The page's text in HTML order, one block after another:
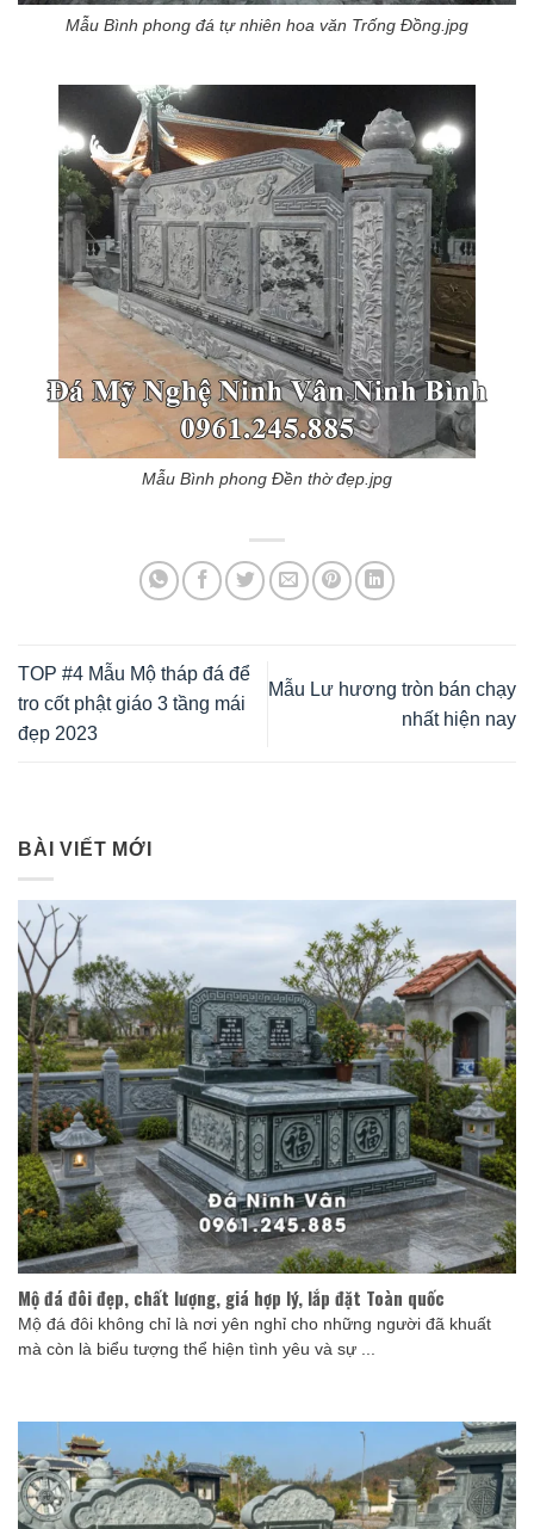
Mẫu Bình phong đá tự nhiên hoa văn Trống Đồng.jpg
Mẫu Bình phong Đền thờ đẹp.jpg
TOP #4 Mẫu Mộ tháp đá để
tro cốt phật giáo 3 tầng mái
đẹp 2023
Mẫu Lư hương tròn bán chạy
nhất hiện nay
BÀI VIẾT MỚI
Mộ đá đôi đẹp, chất lượng, giá hợp lý, lắp đặt Toàn quốc
Mộ đá đôi không chỉ là nơi yên nghỉ cho những người đã khuất
mà còn là biểu tượng thể hiện tình yêu và sự ...